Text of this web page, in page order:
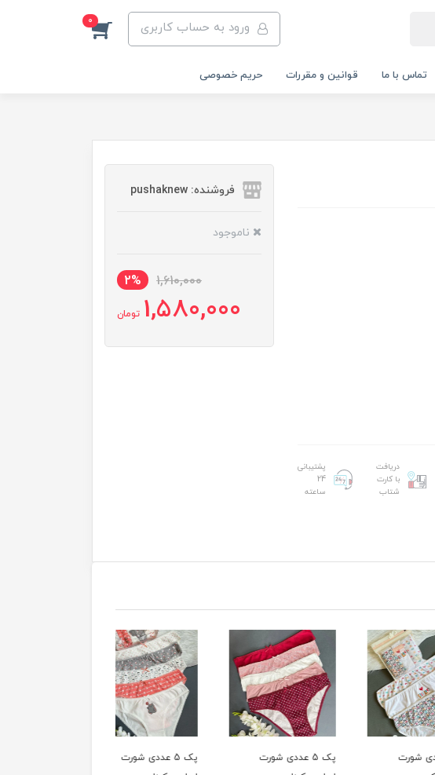
ورود به حساب کاربری 0
تماس با ما قوانین و مقررات حریم خصوصی
دریافت
با کارت
شتاب
پشتیبانی
24
ساعته
فروشنده: pushaknew
ناموجود
1,610,000
2%
1,580,000 تومان
پک 5 عددی شورت
پک 5 عددی شورت